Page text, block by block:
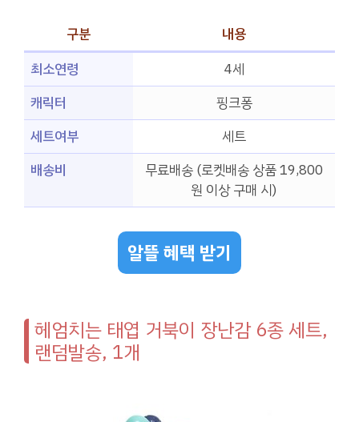
구분
내용
최소연령
4세
캐릭터
핑크퐁
세트여부
세트
배송비
무료배송 (로켓배송 상품 19,800
원 이상 구매 시)
알뜰 혜택 받기
헤엄치는 태엽 거북이 장난감 6종 세트,
랜덤발송, 1개